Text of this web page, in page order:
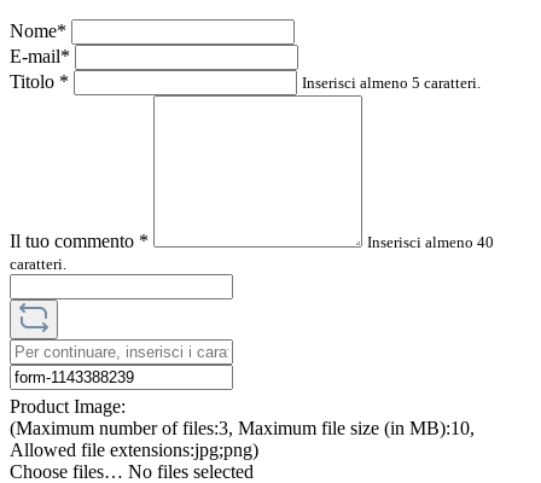
Nome*
E-mail*
Titolo * Inserisci almeno 5 caratteri.
Il tuo commento *
Inserisci almeno 40
caratteri.
Product Image:
(Maximum number of files:3, Maximum file size (in MB):10,
Allowed file extensions:jpg;png)
Choose files… No files selected